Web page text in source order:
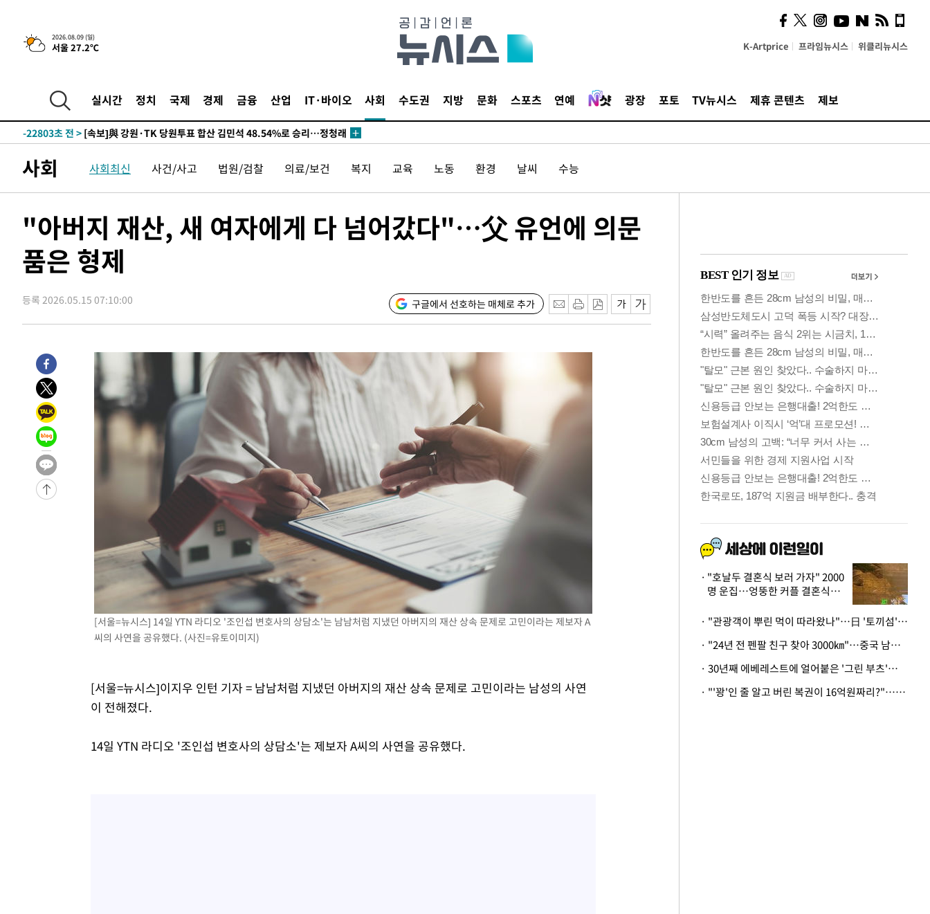
2026.08.09 (일)
서울 27.2℃ K-Artprice 프라임뉴시스 위클리뉴시스
실시간 정치 국제 경제 금융 산업 IT·바이오 사회 수도권 지방 문화 스포츠 연예 광장 포토 TV뉴시스 제휴 콘텐츠 제보
-31235초 전 >네타냐후, 트럼프의 가자 평화 2차 15개조 평화안 '거부'
-27831초 전 > 이강인 ATM 입단식에 '상암벌 들썩'…"세계적인 선수 되길"
-24173초 전 >
AT마드리드 데뷔 앞둔 이강인, 맨시티전 선발 대신 '벤치 시작'
-22803초 전 >
44.40%
-22137초 전 > 與 강원·TK 당원투표 합산 김민석 46.01%로 승리…정청래
-21784초 전 >
[속보]與 당대표 경선, 경북 권리당원 투표 김민석 47.37%·정청래
-21686초 전 >[속보]與 당대표 경선, 대구 권리당원 투표 정청래 47.82%·김민석
득표
-19401초 전 > "일본축구협회, 대한축구협회 성 접대 의혹 심판 조사"
-12043초 전 >[속보]장은수, KLPGA 제주삼다수 역전 우승…데뷔 10년 차에 첫
정상
-7408초 전 >
"얼마나 더웠으면"…안동 물길공원서 헤엄친 구렁이 '소동'
-6607초 전 >'2경기 연속 침묵' 손흥민, 톨루카전 68분만 뛰고 슈팅 0개
-5359초 전 >이강인, 오늘 서울서 AT마드리드 입단식…'전례 없는 특급대우'
2시간 전 >
콜롬비아 신임 우파 대통령 취임 하루만에 차량폭탄 폭발 사건
4시간 전 >
튀르키예 외무장관, "메카 3국 방위협정은 이란이 목표 아냐 " 밝혀
4시간 전 >
이군이 불법 군시설 건설한 레바논 남부에서 레바논군 3명 폭발로 부상
-31235초 전 >
네타냐후, 트럼프의 가자 평화 2차 15개조 평화안 '거부'
-27831초 전 >
이강인 ATM 입단식에 '상암벌 들썩'…"세계적인 선수 되길"
-26827초 전 >
태풍 돌핀, 중 저장성 타이저우시 해안에 상륙 (1보)
-24173초 전 >
AT마드리드 데뷔 앞둔 이강인, 맨시티전 선발 대신 '벤치 시작'
-22803초 전 >
[속보]與 강원·TK 당원투표 합산 김민석 48.54%로 승리…정청래
與 강원·TK 당원투표 합산 김민석 46.01%로 승리…정청래
[속보]與전대 권리당원투표…강원·경북 김민석, 대구 정청래 승리
[속보]與 당대표 경선, 경북 권리당원 투표 김민석 47.37%·정청래
[속보]與 당대표 경선, 대구 권리당원 투표 정청래 47.82%·김민석
[속보]與 당대표 경선, 강원 권리당원 투표 김민석 승리…50.30%
"일본축구협회, 대한축구협회 성 접대 의혹 심판 조사"
[속보]장은수, KLPGA 제주삼다수 역전 우승…데뷔 10년 차에 첫
'2경기 연속 침묵' 손흥민, 톨루카전 68분만 뛰고 슈팅 0개
이강인, 오늘 서울서 AT마드리드 입단식…'전례 없는 특급대우'
콜롬비아 신임 우파 대통령 취임 하루만에 차량폭탄 폭발 사건
사회 사회최신 사건/사고 법원/검찰 의료/보건 복지 교육 노동 환경 날씨 수능
"아버지 재산, 새 여자에게 다 넘어갔다"…父 유언에 의문
품은 형제
등록 2026.05.15 07:10:00 구글에서 선호하는 매체로 추가
[서울=뉴시스] 14일 YTN 라디오 '조인섭 변호사의 상담소'는 남남처럼 지냈던 아버지의 재산 상속 문제로 고민이라는 제보자 A
씨의 사연을 공유했다. (사진=유토이미지)
[서울=뉴시스]이지우 인턴 기자 = 남남처럼 지냈던 아버지의 재산 상속 문제로 고민이라는 남성의 사연
이 전해졌다.
14일 YTN 라디오 '조인섭 변호사의 상담소'는 제보자 A씨의 사연을 공유했다.
사이 해답 찾았죠"…알을
깨고 나온 '초자아'
"호날두 결혼식 보러 가자" 2000
명 운집…엉뚱한 커플 결혼식에
· "관광객이 뿌린 먹이 따라왔나"…日 '토끼섬' 멧돼지, 토끼까지 사냥
· "24년 전 펜팔 친구 찾아 3000㎞"…중국 남성 사연에 '뭉클'
· 30년째 에베레스트에 얼어붙은 '그린 부츠'…드디어 가족 품으로
· "'꽝'인 줄 알고 버린 복권이 16억원짜리?"…극적으로 되찾은 사연